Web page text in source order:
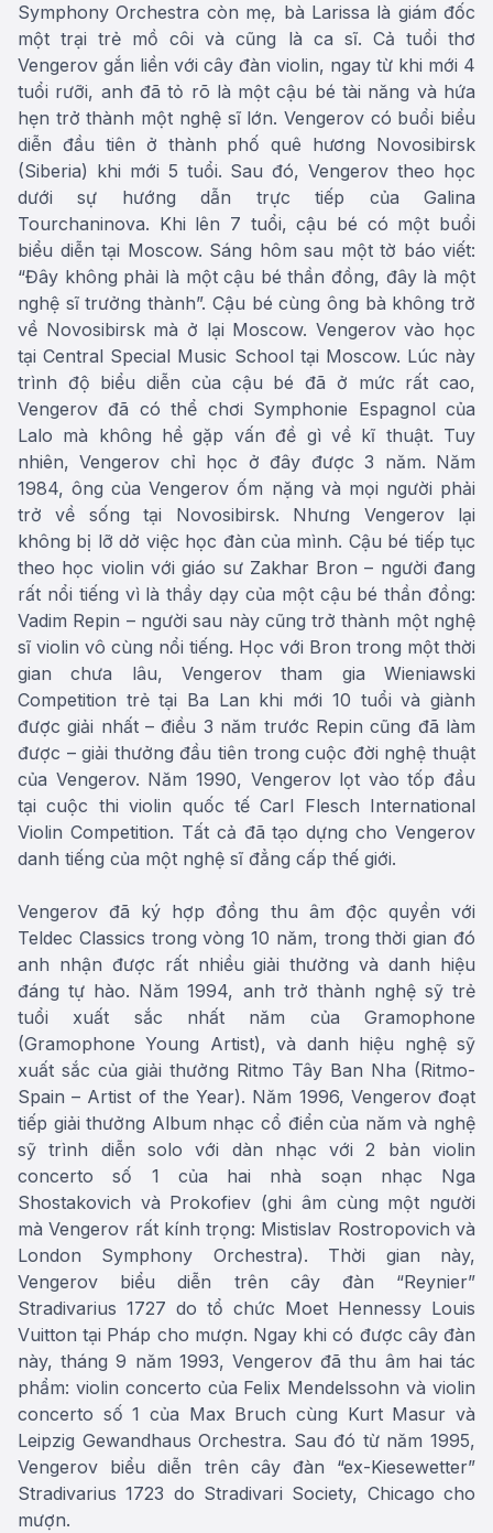
Symphony Orchestra còn mẹ, bà Larissa là giám đốc
một trại trẻ mồ côi và cũng là ca sĩ. Cả tuổi thơ
Vengerov gắn liền với cây đàn violin, ngay từ khi mới 4
tuổi rưỡi, anh đã tỏ rõ là một cậu bé tài năng và hứa
hẹn trở thành một nghệ sĩ lớn. Vengerov có buổi biểu
diễn đầu tiên ở thành phố quê hương Novosibirsk
(Siberia) khi mới 5 tuổi. Sau đó, Vengerov theo học
dưới sự hướng dẫn trực tiếp của Galina
Tourchaninova. Khi lên 7 tuổi, cậu bé có một buổi
biểu diễn tại Moscow. Sáng hôm sau một tờ báo viết:
“Đây không phải là một cậu bé thần đồng, đây là một
nghệ sĩ trưởng thành”. Cậu bé cùng ông bà không trở
về Novosibirsk mà ở lại Moscow. Vengerov vào học
tại Central Special Music School tại Moscow. Lúc này
trình độ biểu diễn của cậu bé đã ở mức rất cao,
Vengerov đã có thể chơi Symphonie Espagnol của
Lalo mà không hề gặp vấn đề gì về kĩ thuật. Tuy
nhiên, Vengerov chỉ học ở đây được 3 năm. Năm
1984, ông của Vengerov ốm nặng và mọi người phải
trở về sống tại Novosibirsk. Nhưng Vengerov lại
không bị lỡ dở việc học đàn của mình. Cậu bé tiếp tục
theo học violin với giáo sư Zakhar Bron – người đang
rất nổi tiếng vì là thầy dạy của một cậu bé thần đồng:
Vadim Repin – người sau này cũng trở thành một nghệ
sĩ violin vô cùng nổi tiếng. Học với Bron trong một thời
gian chưa lâu, Vengerov tham gia Wieniawski
Competition trẻ tại Ba Lan khi mới 10 tuổi và giành
được giải nhất – điều 3 năm trước Repin cũng đã làm
được – giải thưởng đầu tiên trong cuộc đời nghệ thuật
của Vengerov. Năm 1990, Vengerov lọt vào tốp đầu
tại cuộc thi violin quốc tế Carl Flesch International
Violin Competition. Tất cả đã tạo dựng cho Vengerov
danh tiếng của một nghệ sĩ đẳng cấp thế giới.
Vengerov đã ký hợp đồng thu âm độc quyền với
Teldec Classics trong vòng 10 năm, trong thời gian đó
anh nhận được rất nhiều giải thưởng và danh hiệu
đáng tự hào. Năm 1994, anh trở thành nghệ sỹ trẻ
tuổi xuất sắc nhất năm của Gramophone
(Gramophone Young Artist), và danh hiệu nghệ sỹ
xuất sắc của giải thưởng Ritmo Tây Ban Nha (Ritmo-
Spain – Artist of the Year). Năm 1996, Vengerov đoạt
tiếp giải thưởng Album nhạc cổ điển của năm và nghệ
sỹ trình diễn solo với dàn nhạc với 2 bản violin
concerto số 1 của hai nhà soạn nhạc Nga
Shostakovich và Prokofiev (ghi âm cùng một người
mà Vengerov rất kính trọng: Mistislav Rostropovich và
London Symphony Orchestra). Thời gian này,
Vengerov biểu diễn trên cây đàn “Reynier”
Stradivarius 1727 do tổ chức Moet Hennessy Louis
Vuitton tại Pháp cho mượn. Ngay khi có được cây đàn
này, tháng 9 năm 1993, Vengerov đã thu âm hai tác
phẩm: violin concerto của Felix Mendelssohn và violin
concerto số 1 của Max Bruch cùng Kurt Masur và
Leipzig Gewandhaus Orchestra. Sau đó từ năm 1995,
Vengerov biểu diễn trên cây đàn “ex-Kiesewetter”
Stradivarius 1723 do Stradivari Society, Chicago cho
mượn.